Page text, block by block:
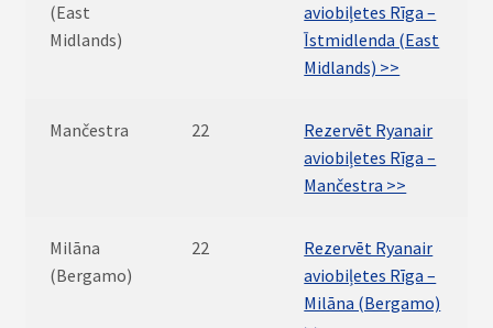
(East
Midlands)
aviobiļetes Rīga –
Īstmidlenda (East
Midlands) >>
Mančestra 22
Rezervēt Ryanair
aviobiļetes Rīga –
Mančestra >>
Milāna
(Bergamo)
22
Rezervēt Ryanair
aviobiļetes Rīga –
Milāna (Bergamo)